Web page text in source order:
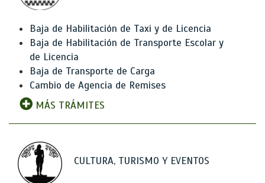
Baja de Habilitación de Taxi y de Licencia
Baja de Habilitación de Transporte Escolar y
de Licencia
Baja de Transporte de Carga
Cambio de Agencia de Remises
MÁS TRÁMITES
CULTURA, TURISMO Y EVENTOS